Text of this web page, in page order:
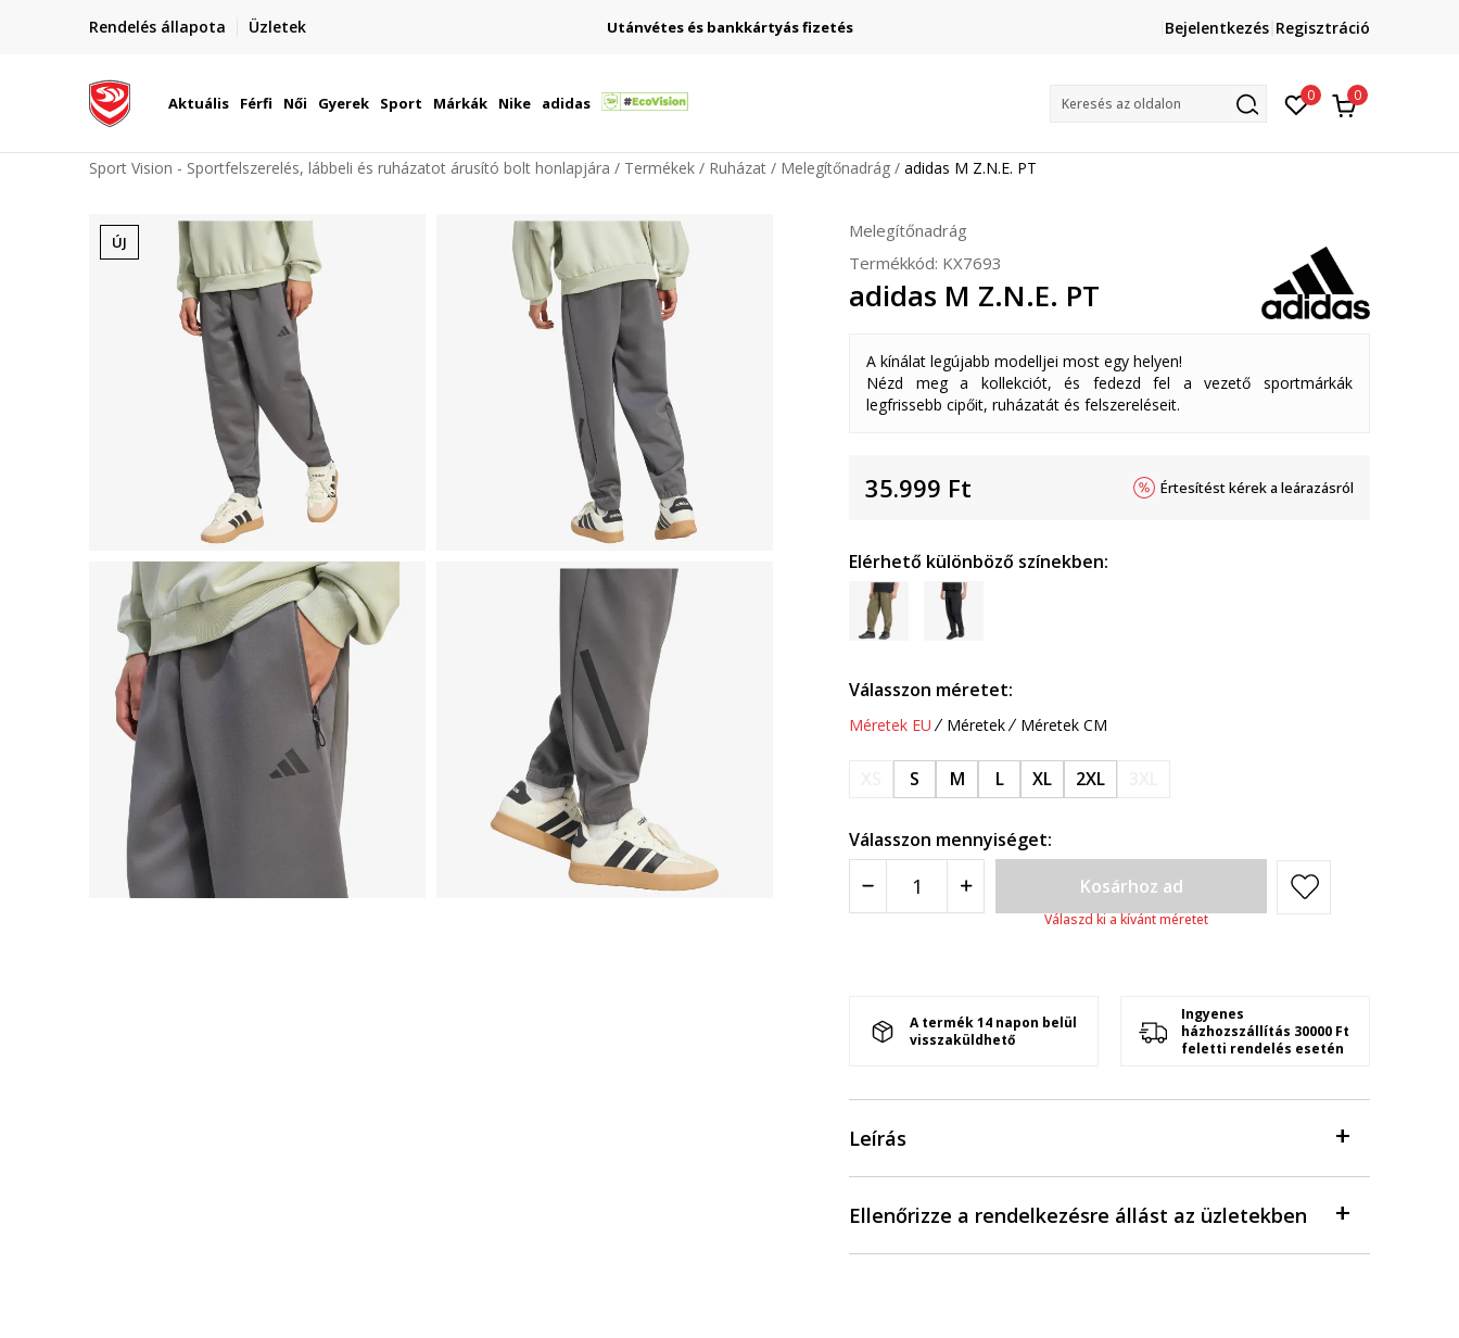
Rendelés állapota Üzletek
Szállítás Magyarország területén Utánvétes és bankkártyás fizetés
Lépj velünk kapcsolatba
online@sport-vision.huBejelentkezés Regisztráció
Aktuális Férfi Női Gyerek Sport Márkák Nike adidas Keresés az oldalon 0 0
Sport Vision - Sportfelszerelés, lábbeli és ruházatot árusító bolt honlapjára Termékek Ruházat Melegítőnadrág adidas M Z.N.E. PT
ÚJ
Melegítőnadrág
Termékkód: KX7693
adidas M Z.N.E. PT
A kínálat legújabb modelljei most egy helyen!
Nézd meg a kollekciót, és fedezd fel a vezető sportmárkák
legfrissebb cipőit, ruházatát és felszereléseit.
35.999 Ft Értesítést kérek a leárazásról
Elérhető különböző színekben:
Válasszon méretet:
Méretek EU Méretek Méretek CM
S M L XL 2XL
Válasszon mennyiséget:
Kosárhoz ad
Válaszd ki a kívánt méretet
A termék 14 napon belül
visszaküldhető
Ingyenes
házhozszállítás 30000 Ft
feletti rendelés esetén
Leírás
Ellenőrizze a rendelkezésre állást az üzletekben